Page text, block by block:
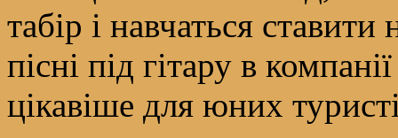
табір і навчаться
пісні під гітару в
цікавіше для юних